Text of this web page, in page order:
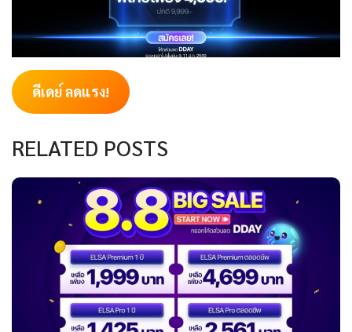
ดีเดย์ ลดแรง!
RELATED POSTS